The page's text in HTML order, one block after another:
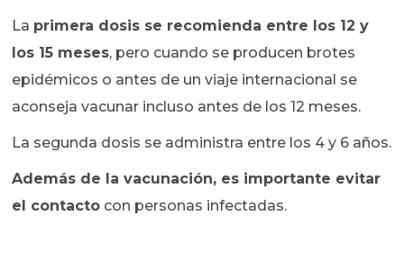
La primera dosis se recomienda entre los 12 y
los 15 meses, pero cuando se producen brotes
epidémicos o antes de un viaje internacional se
aconseja vacunar incluso antes de los 12 meses.
La segunda dosis se administra entre los 4 y 6 años.
Además de la vacunación, es importante evitar
el contacto con personas infectadas.